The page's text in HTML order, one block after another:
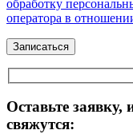
обработку
оператора в
Оставьте
свяжутся: